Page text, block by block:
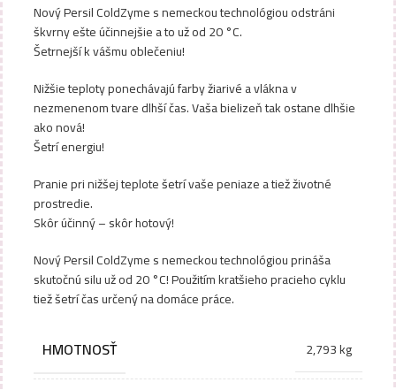
Nový Persil ColdZyme s nemeckou technológiou odstráni
škvrny ešte účinnejšie a to už od 20 °C.
Šetrnejší k vášmu oblečeniu!
Nižšie teploty ponechávajú farby žiarivé a vlákna v
nezmenenom tvare dlhší čas. Vaša bielizeň tak ostane dlhšie
ako nová!
Šetrí energiu!
Pranie pri nižšej teplote šetrí vaše peniaze a tiež životné
prostredie.
Skôr účinný – skôr hotový!
Nový Persil ColdZyme s nemeckou technológiou prináša
skutočnú silu už od 20 °C! Použitím kratšieho pracieho cyklu
tiež šetrí čas určený na domáce práce.
HMOTNOSŤ 2,793 kg